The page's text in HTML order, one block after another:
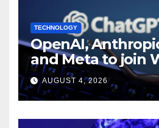
TECHNOLOGY
OpenAI,
and Meta to join
House AI
AUGUST 4, 2026